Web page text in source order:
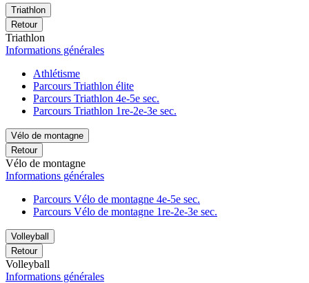
Triathlon
Retour
Triathlon
Informations générales
Athlétisme
Parcours Triathlon élite
Parcours Triathlon 4e-5e sec.
Parcours Triathlon 1re-2e-3e sec.
Vélo de montagne
Retour
Vélo de montagne
Informations générales
Parcours Vélo de montagne 4e-5e sec.
Parcours Vélo de montagne 1re-2e-3e sec.
Volleyball
Retour
Volleyball
Informations générales